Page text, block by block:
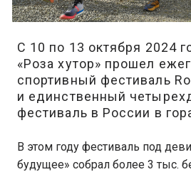
С 10 по 13 октября 2024
«Роза хутор» прошел
спортивный фестиваль
и единственный
фестиваль в России в
В этом году фестиваль под
будущее» собрал более 3 тыс.